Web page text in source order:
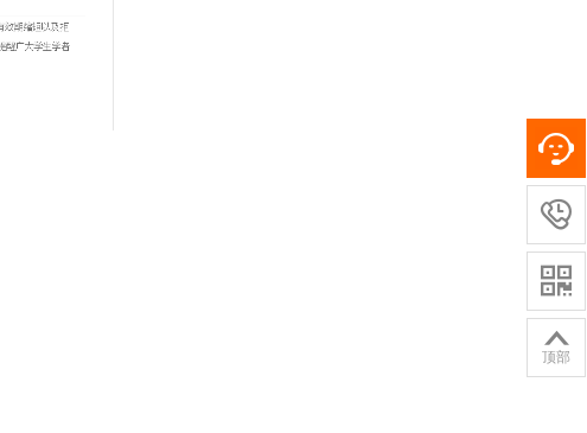



顶部